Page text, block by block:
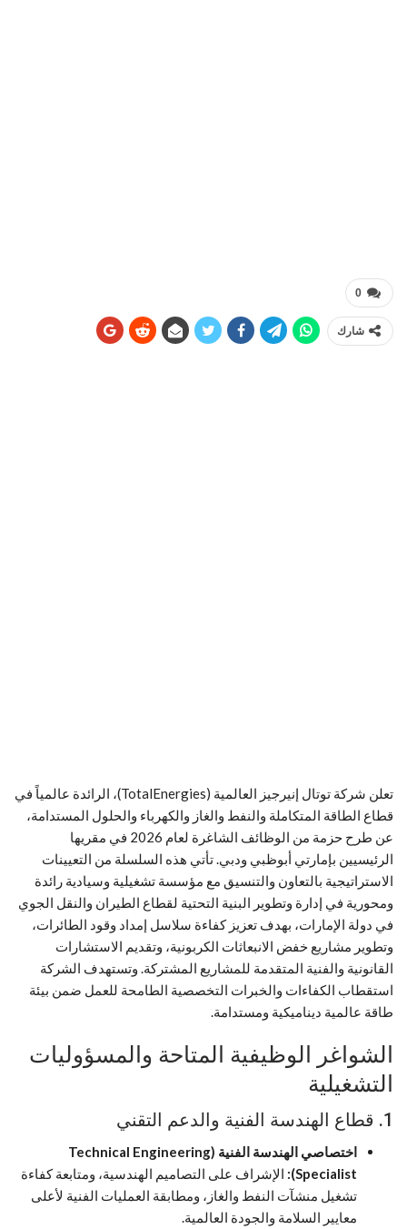
0
شارك
تعلن شركة توتال إنيرجيز العالمية (TotalEnergies)، الرائدة عالمياً في
قطاع الطاقة المتكاملة والنفط والغاز والكهرباء والحلول المستدامة،
عن طرح حزمة من الوظائف الشاغرة لعام 2026 في مقريها
الرئيسيين بإمارتي أبوظبي ودبي. تأتي هذه السلسلة من التعيينات
الاستراتيجية بالتعاون والتنسيق مع مؤسسة تشغيلية وسيادية رائدة
ومحورية في إدارة وتطوير البنية التحتية لقطاع الطيران والنقل الجوي
في دولة الإمارات، بهدف تعزيز كفاءة سلاسل إمداد وقود الطائرات،
وتطوير مشاريع خفض الانبعاثات الكربونية، وتقديم الاستشارات
القانونية والفنية المتقدمة للمشاريع المشتركة. وتستهدف الشركة
استقطاب الكفاءات والخبرات التخصصية الطامحة للعمل ضمن بيئة
طاقة عالمية ديناميكية ومستدامة.
الشواغر الوظيفية المتاحة والمسؤوليات
التشغيلية
1. قطاع الهندسة الفنية والدعم التقني
اختصاصي الهندسة الفنية (Technical Engineering
Specialist):
الإشراف على التصاميم الهندسية، ومتابعة كفاءة
تشغيل منشآت النفط والغاز، ومطابقة العمليات الفنية لأعلى
معايير السلامة والجودة العالمية.